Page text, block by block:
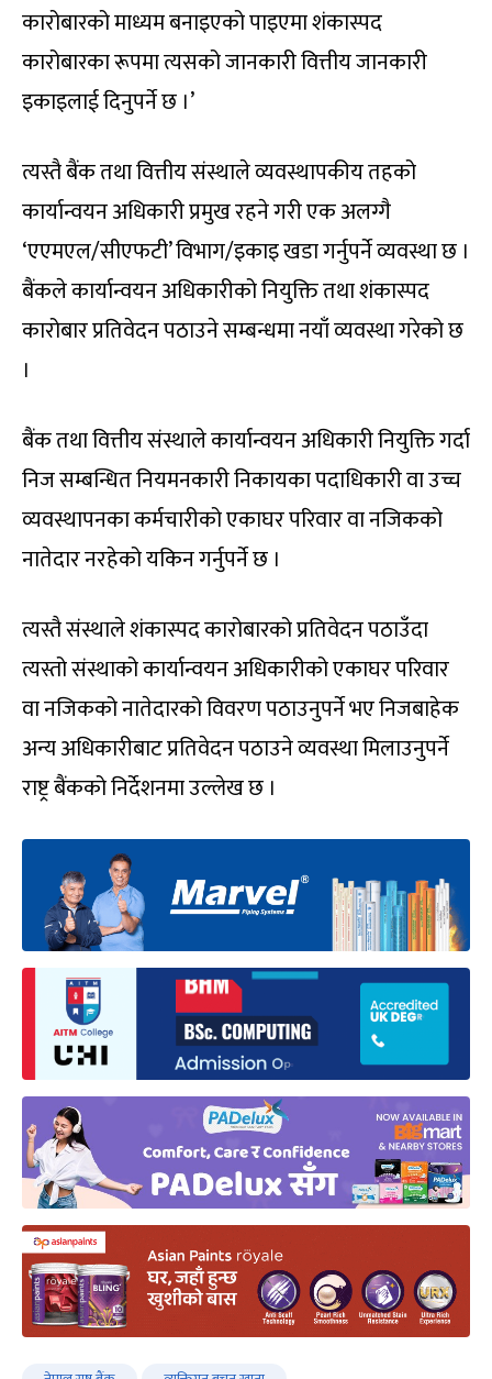
कारोबारको माध्यम बनाइएको पाइएमा शंकास्पद
कारोबारका रूपमा त्यसको जानकारी वित्तीय जानकारी
इकाइलाई दिनुपर्ने छ ।’
त्यस्तै बैंक तथा वित्तीय संस्थाले व्यवस्थापकीय तहको
कार्यान्वयन अधिकारी प्रमुख रहने गरी एक अलग्गै
‘एएमएल/सीएफटी’ विभाग/इकाइ खडा गर्नुपर्ने व्यवस्था छ ।
बैंकले कार्यान्वयन अधिकारीको नियुक्ति तथा शंकास्पद
कारोबार प्रतिवेदन पठाउने सम्बन्धमा नयाँ व्यवस्था गरेको छ
।
बैंक तथा वित्तीय संस्थाले कार्यान्वयन अधिकारी नियुक्ति गर्दा
निज सम्बन्धित नियमनकारी निकायका पदाधिकारी वा उच्च
व्यवस्थापनका कर्मचारीको एकाघर परिवार वा नजिकको
नातेदार नरहेको यकिन गर्नुपर्ने छ ।
त्यस्तै संस्थाले शंकास्पद कारोबारको प्रतिवेदन पठाउँदा
त्यस्तो संस्थाको कार्यान्वयन अधिकारीको एकाघर परिवार
वा नजिकको नातेदारको विवरण पठाउनुपर्ने भए निजबाहेक
अन्य अधिकारीबाट प्रतिवेदन पठाउने व्यवस्था मिलाउनुपर्ने
राष्ट्र बैंकको निर्देशनमा उल्लेख छ ।